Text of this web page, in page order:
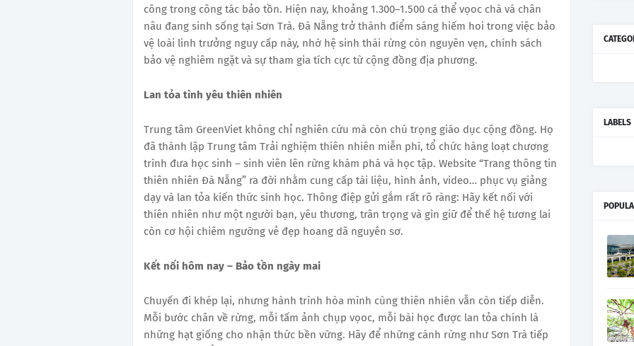
công trong công tác bảo tồn. Hiện nay, khoảng 1.300–1.500 cá thể vọoc chà vá chân
nâu đang sinh sống tại Sơn Trà. Đà Nẵng trở thành điểm sáng hiếm hoi trong việc bảo
vệ loài linh trưởng nguy cấp này, nhờ hệ sinh thái rừng còn nguyên vẹn, chính sách
bảo vệ nghiêm ngặt và sự tham gia tích cực từ cộng đồng địa phương.
Lan tỏa tình yêu thiên nhiên
Trung tâm GreenViet không chỉ nghiên cứu mà còn chú trọng giáo dục cộng đồng. Họ
đã thành lập Trung tâm Trải nghiệm thiên nhiên miễn phí, tổ chức hàng loạt chương
trình đưa học sinh – sinh viên lên rừng khám phá và học tập. Website “Trang thông tin
thiên nhiên Đà Nẵng” ra đời nhằm cung cấp tài liệu, hình ảnh, video… phục vụ giảng
dạy và lan tỏa kiến thức sinh học. Thông điệp gửi gắm rất rõ ràng: Hãy kết nối với
thiên nhiên như một người bạn, yêu thương, trân trọng và gìn giữ để thế hệ tương lai
còn cơ hội chiêm ngưỡng vẻ đẹp hoang dã nguyên sơ.
Kết nối hôm nay – Bảo tồn ngày mai
Chuyến đi khép lại, nhưng hành trình hòa mình cùng thiên nhiên vẫn còn tiếp diễn.
Mỗi bước chân về rừng, mỗi tấm ảnh chụp vọoc, mỗi bài học được lan tỏa chính là
những hạt giống cho nhận thức bền vững. Hãy để những cánh rừng như Sơn Trà tiếp
LABELS